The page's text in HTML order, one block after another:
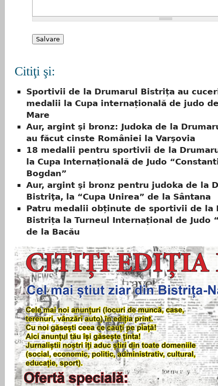
Citiţi şi:
Sportivii de la Drumarul Bistrița au
medalii la Cupa internațională de judo
Mare
Aur, argint şi bronz: Judoka de la
au făcut cinste României la Varşovia
18 medalii pentru sportivii de la
la Cupa Internațională de Judo
Bogdan”
Aur, argint şi bronz pentru judoka de la
Bistriţa, la “Cupa Unirea” de la Sântana
Patru medalii obținute de sportivii de la
Bistrița la Turneul Internațional de Judo
de la Bacău